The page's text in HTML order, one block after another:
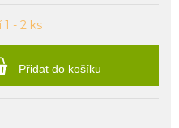
1 - 2 ks
Přidat do košíku